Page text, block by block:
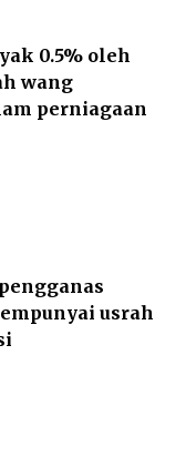
0.5% oleh
wang
perniagaan
usrah